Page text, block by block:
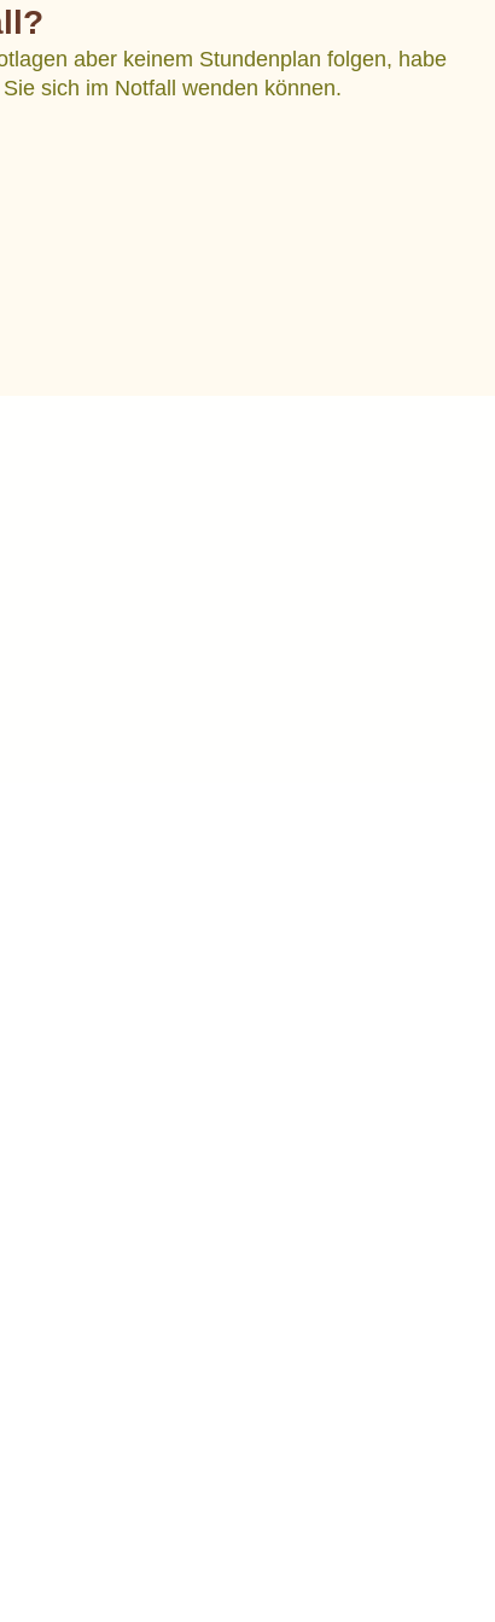
aber keinem Stundenplan folgen, habe
sich im Notfall wenden können.